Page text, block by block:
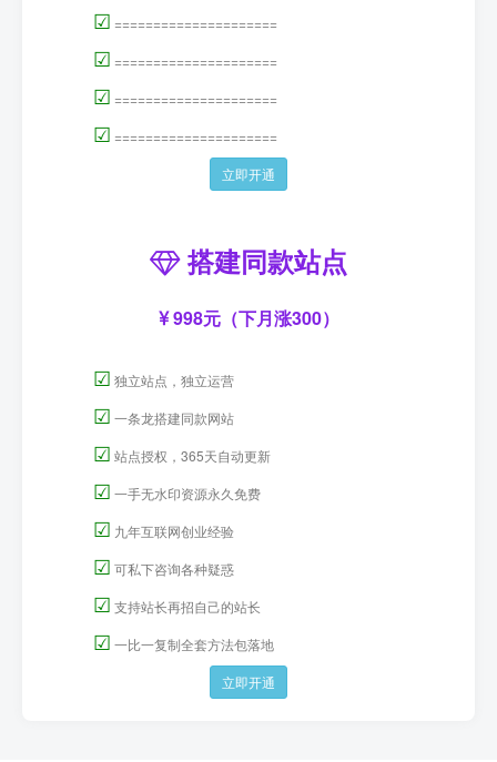
☑ =====================
☑ =====================
☑ =====================
☑ =====================
立即开通
搭建同款站点
998元（下月涨300）
☑ 独立站点，独立运营
☑ 一条龙搭建同款网站
☑ 站点授权，365天自动更新
☑ 一手无水印资源永久免费
☑ 九年互联网创业经验
☑ 可私下咨询各种疑惑
☑ 支持站长再招自己的站长
☑ 一比一复制全套方法包落地
立即开通